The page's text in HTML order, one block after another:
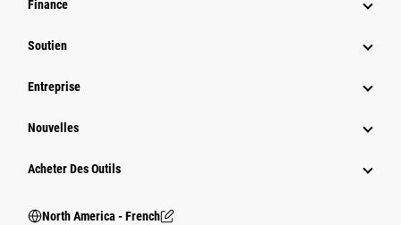
Finance
Soutien
Entreprise
Nouvelles
Acheter Des Outils
North America - French